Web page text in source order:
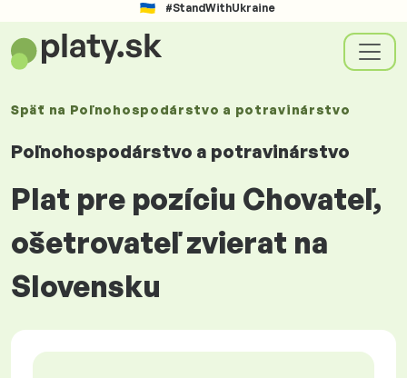
#StandWithUkraine
Späť na Poľnohospodárstvo a potravinárstvo
Poľnohospodárstvo a potravinárstvo
Plat pre pozíciu Chovateľ,
ošetrovateľ zvierat na
Slovensku